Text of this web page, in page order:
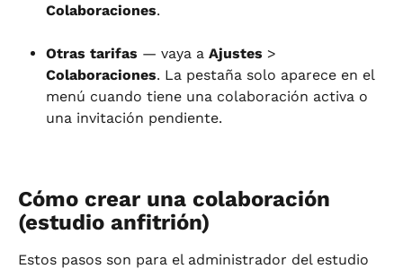
Colaboraciones.
Otras tarifas — vaya a Ajustes >
Colaboraciones. La pestaña solo aparece en el
menú cuando tiene una colaboración activa o
una invitación pendiente.
Cómo crear una colaboración
(estudio anfitrión)
Estos pasos son para el administrador del estudio